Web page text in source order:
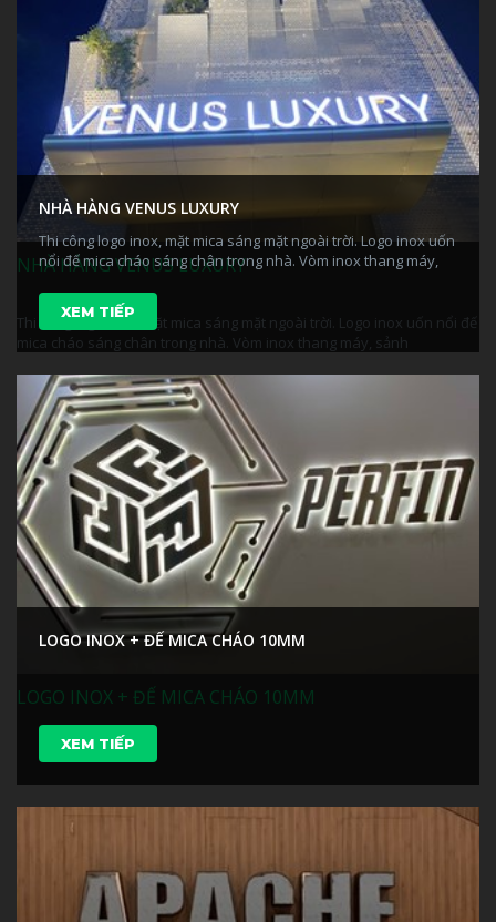
NHÀ HÀNG VENUS LUXURY
Thi công logo inox, mặt mica sáng mặt ngoài trời. Logo inox uốn
nổi đế mica cháo sáng chân trong nhà. Vòm inox thang máy,
XEM TIẾP
NHÀ HÀNG VENUS LUXURY
Thi công logo inox, mặt mica sáng mặt ngoài trời. Logo inox uốn nổi đế
mica cháo sáng chân trong nhà. Vòm inox thang máy, sảnh
LOGO INOX + ĐẾ MICA CHÁO 10MM
XEM TIẾP
LOGO INOX + ĐẾ MICA CHÁO 10MM